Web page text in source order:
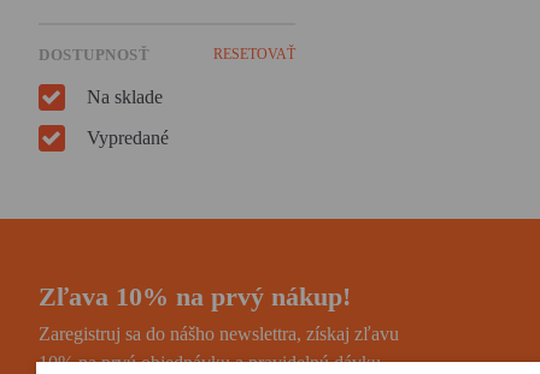
DOSTUPNOSŤ RESETOVAŤ
Na sklade
Vypredané
Zľava 10% na prvý nákup!
Zaregistruj sa do nášho newslettra, získaj zľavu
10% na prvú objednávku a pravidelnú dávku